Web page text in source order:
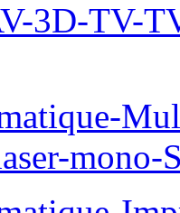
3D-TV-
mono-